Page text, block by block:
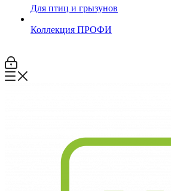
Для птиц и грызунов
Коллекция ПРОФИ